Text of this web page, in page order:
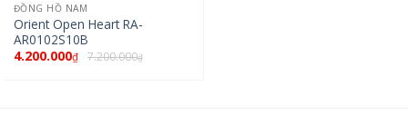
ĐỒNG HỒ NAM
Orient Open Heart RA-
AR0102S10B
4.200.000₫ 7.200.000₫